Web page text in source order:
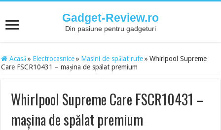
Gadget-Review.ro
Din pasiune pentru gadgeturi
Acasă » Electrocasnice » Masini de spălat rufe » Whirlpool Supreme
Care FSCR10431 – mașina de spălat premium
Whirlpool Supreme Care FSCR10431 –
mașina de spălat premium